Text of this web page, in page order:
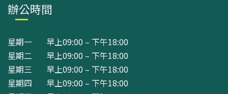
辦公時間
星期一 早上09:00 – 下午18:00
星期二 早上09:00 – 下午18:00
星期三 早上09:00 – 下午18:00
星期四 早上09:00 – 下午18:00